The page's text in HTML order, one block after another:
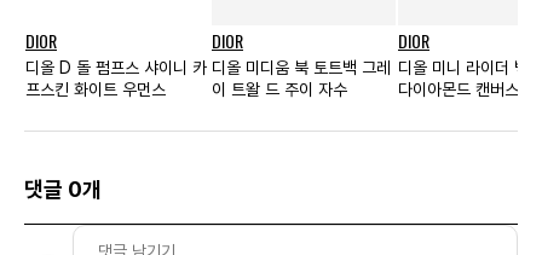
DIOR
디올 D 돌 펌프스 샤이니 카
프스킨 화이트 우먼스
DIOR
디올 미디움 북 토트백 그레
이 트왈 드 주이 자수
DIOR
디올 미니 라이더 백
다이아몬드 캔버스 블
댓글 0개